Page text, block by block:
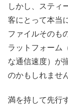
しかし、スティ
客にとって本当
ファイルそのも
ラットフォーム
な通信速度）が
のかもしれませ
満を持して先行